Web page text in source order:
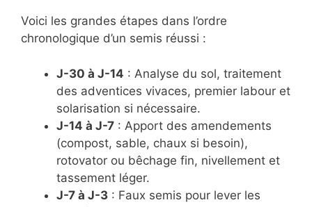
Voici les grandes étapes dans l’ordre
chronologique d’un semis réussi :
J-30 à J-14 : Analyse du sol, traitement
des adventices vivaces, premier labour et
solarisation si nécessaire.
J-14 à J-7 : Apport des amendements
(compost, sable, chaux si besoin),
rotovator ou bêchage fin, nivellement et
tassement léger.
J-7 à J-3 : Faux semis pour lever les